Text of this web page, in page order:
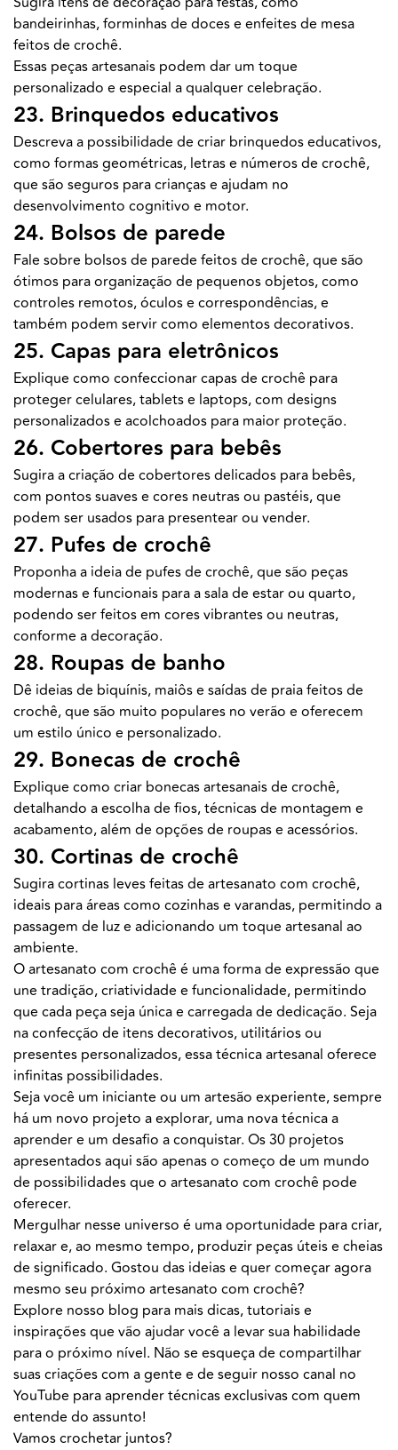
bandeirinhas, forminhas de doces e enfeites de mesa
feitos de crochê.
Essas peças artesanais podem dar um toque
personalizado e especial a qualquer celebração.
23. Brinquedos educativos
Descreva a possibilidade de criar brinquedos educativos,
como formas geométricas, letras e números de crochê,
que são seguros para crianças e ajudam no
desenvolvimento cognitivo e motor.
24. Bolsos de parede
Fale sobre bolsos de parede feitos de crochê, que são
ótimos para organização de pequenos objetos, como
controles remotos, óculos e correspondências, e
também podem servir como elementos decorativos.
25. Capas para eletrônicos
Explique como confeccionar capas de crochê para
proteger celulares, tablets e laptops, com designs
personalizados e acolchoados para maior proteção.
26. Cobertores para bebês
Sugira a criação de cobertores delicados para bebês,
com pontos suaves e cores neutras ou pastéis, que
podem ser usados para presentear ou vender.
27. Pufes de crochê
Proponha a ideia de pufes de crochê, que são peças
modernas e funcionais para a sala de estar ou quarto,
podendo ser feitos em cores vibrantes ou neutras,
conforme a decoração.
28. Roupas de banho
Dê ideias de biquínis, maiôs e saídas de praia feitos de
crochê, que são muito populares no verão e oferecem
um estilo único e personalizado.
29. Bonecas de crochê
Explique como criar bonecas artesanais de crochê,
detalhando a escolha de fios, técnicas de montagem e
acabamento, além de opções de roupas e acessórios.
30. Cortinas de crochê
Sugira cortinas leves feitas de artesanato com crochê,
ideais para áreas como cozinhas e varandas, permitindo a
passagem de luz e adicionando um toque artesanal ao
ambiente.
O artesanato com crochê é uma forma de expressão que
une tradição, criatividade e funcionalidade, permitindo
que cada peça seja única e carregada de dedicação. Seja
na confecção de itens decorativos, utilitários ou
presentes personalizados, essa técnica artesanal oferece
infinitas possibilidades.
Seja você um iniciante ou um artesão experiente, sempre
há um novo projeto a explorar, uma nova técnica a
aprender e um desafio a conquistar. Os 30 projetos
apresentados aqui são apenas o começo de um mundo
de possibilidades que o artesanato com crochê pode
oferecer.
Mergulhar nesse universo é uma oportunidade para criar,
relaxar e, ao mesmo tempo, produzir peças úteis e cheias
de significado. Gostou das ideias e quer começar agora
mesmo seu próximo artesanato com crochê?
Explore nosso blog para mais dicas, tutoriais e
inspirações que vão ajudar você a levar sua habilidade
para o próximo nível. Não se esqueça de compartilhar
suas criações com a gente e de seguir nosso canal no
YouTube para aprender técnicas exclusivas com quem
entende do assunto!
Vamos crochetar juntos?